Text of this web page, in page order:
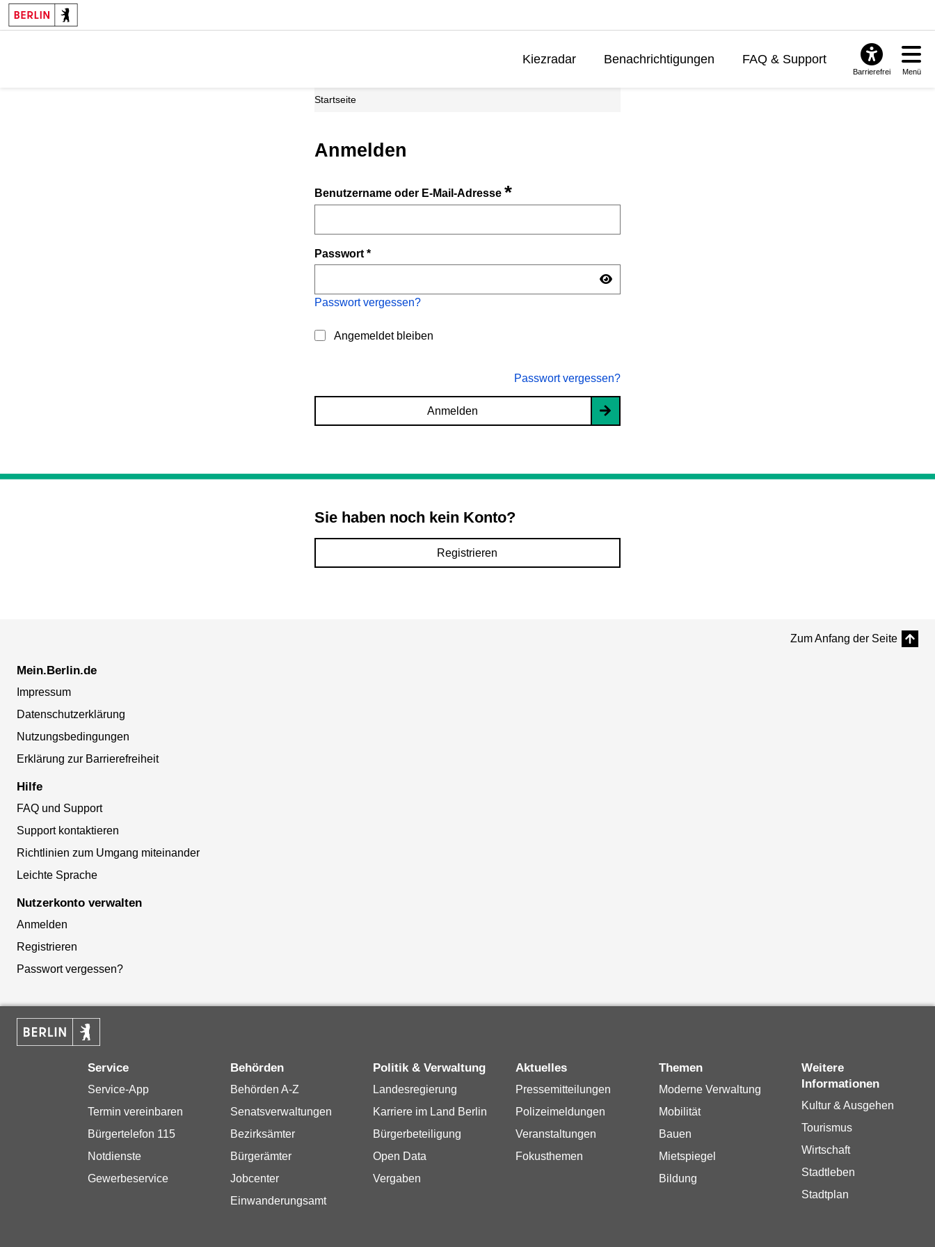
Kiezradar Benachrichtigungen FAQ & Support
Barrierefrei Menü
Startseite
Anmelden
Benutzername oder E-Mail-Adresse*
Passwort*
Passwort vergessen?
Angemeldet bleiben
Passwort vergessen?
Anmelden
Sie haben noch kein Konto?
Registrieren
Zum Anfang der Seite
Mein.Berlin.de
Impressum
Datenschutzerklärung
Nutzungsbedingungen
Erklärung zur Barrierefreiheit
Hilfe
FAQ und Support
Support kontaktieren
Richtlinien zum Umgang miteinander
Leichte Sprache
Nutzerkonto verwalten
Anmelden
Registrieren
Passwort vergessen?
Service
Service-App
Termin vereinbaren
Bürgertelefon 115
Notdienste
Gewerbeservice
Behörden
Behörden A-Z
Senatsverwaltungen
Bezirksämter
Bürgerämter
Jobcenter
Einwanderungsamt
Politik & Verwaltung
Landesregierung
Karriere im Land Berlin
Bürgerbeteiligung
Open Data
Vergaben
Aktuelles
Pressemitteilungen
Polizeimeldungen
Veranstaltungen
Fokusthemen
Themen
Moderne Verwaltung
Mobilität
Bauen
Mietspiegel
Bildung
Weitere
Informationen
Kultur & Ausgehen
Tourismus
Wirtschaft
Stadtleben
Stadtplan